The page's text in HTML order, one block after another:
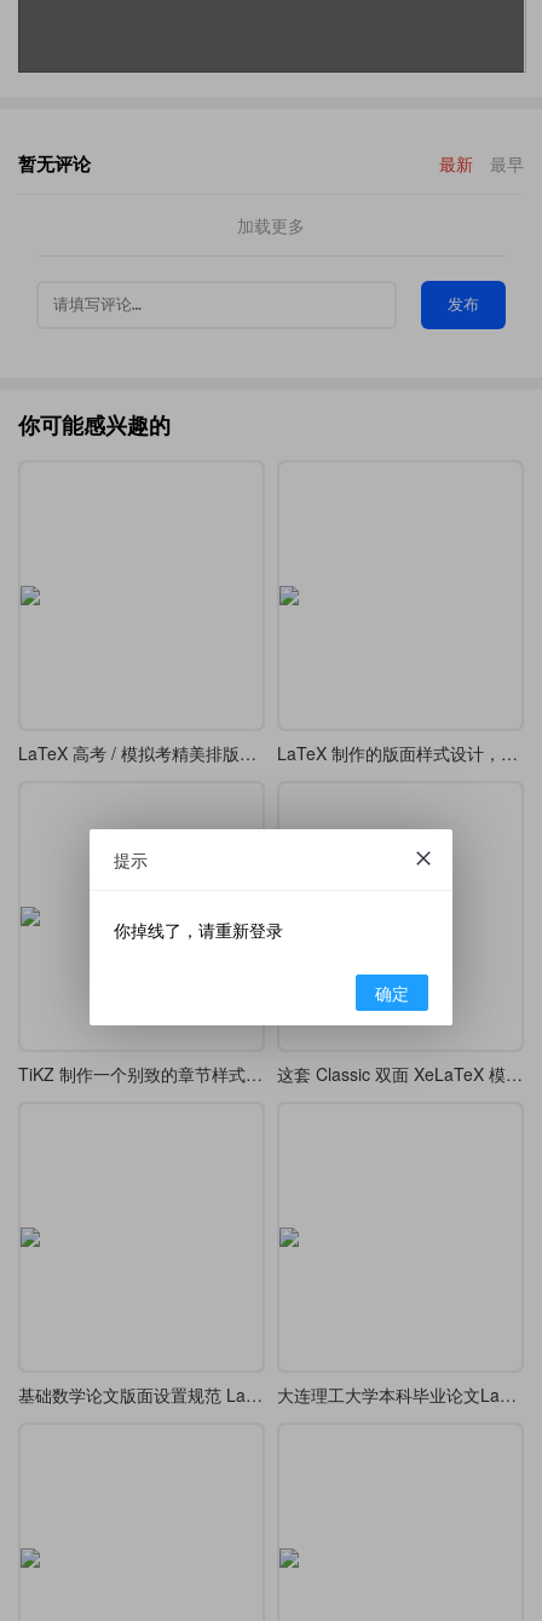
暂无评论 最新 最早
加载更多
发布
你可能感兴趣的
LaTeX 高考 / 模拟考精美排版模板 LaTeX 制作的版面样式设计，漂亮的 tcolorbox 盒子
TiKZ 制作一个别致的章节样式 chap 7 这套 Classic 双面 XeLaTeX 模板，排版出的论文像艺术品一样优雅
基础数学论文版面设置规范 LaTeX 模板 大连理工大学本科毕业论文LaTeX模板
提示
你掉线了，请重新登录
确定